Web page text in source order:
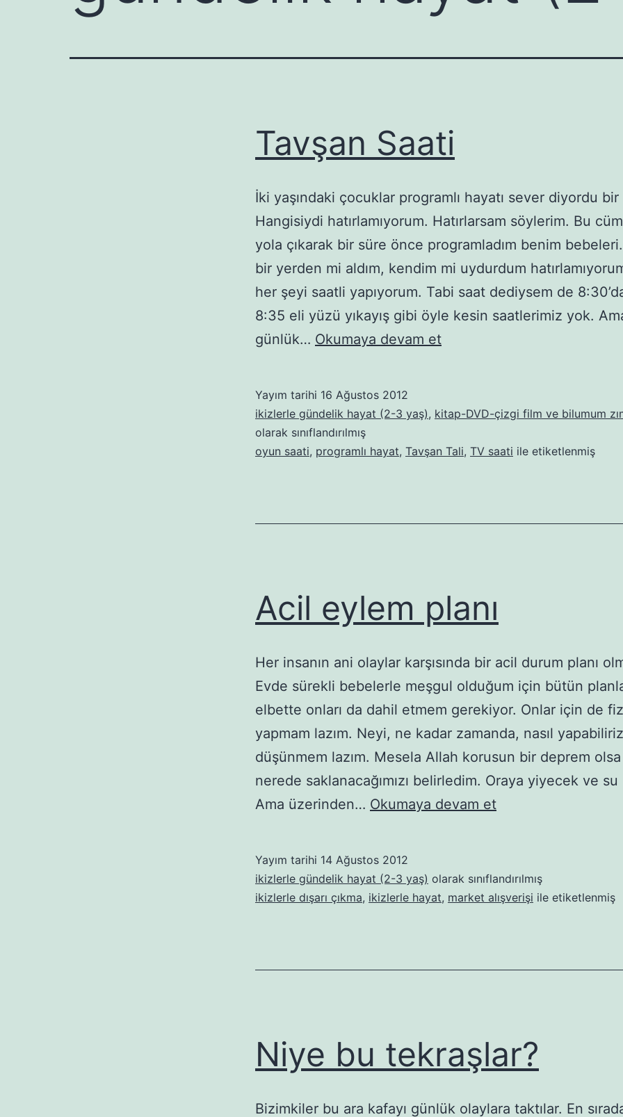
Tavşan Saati
İki yaşındaki çocuklar programlı hayatı sever diyordu
Hangisiydi hatırlamıyorum. Hatırlarsam söylerim. Bu
yola çıkarak bir süre önce programladım benim
bir yerden mi aldım, kendim mi uydurdum
her şeyi saatli yapıyorum. Tabi saat dediysem de
8:35 eli yüzü yıkayış gibi öyle kesin saatlerimiz yok.
günlük… Okumaya devam etTavşan
Yayım tarihi 16 Ağustos 2012
ikizlerle gündelik hayat (2-3 yaş), kitap-DVD-çizgi film ve bilumum
olarak sınıflandırılmış
oyun saati, programlı hayat, Tavşan Tali, TV saati ile etiketlenmiş
Acil eylem planı
Her insanın ani olaylar karşısında bir acil durum planı
Evde sürekli bebelerle meşgul olduğum için bütün
elbette onları da dahil etmem gerekiyor. Onlar için de
yapmam lazım. Neyi, ne kadar zamanda, nasıl yapabiliriz
düşünmem lazım. Mesela Allah korusun bir deprem
nerede saklanacağımızı belirledim. Oraya yiyecek ve
Ama üzerinden… Okumaya devam etAcil
Yayım tarihi 14 Ağustos 2012
ikizlerle gündelik hayat (2-3 yaş) olarak sınıflandırılmış
ikizlerle dışarı çıkma, ikizlerle hayat, market alışverişi ile etiketlenmiş
Niye bu tekraşlar?
Bizimkiler bu ara kafayı günlük olaylara taktılar. En